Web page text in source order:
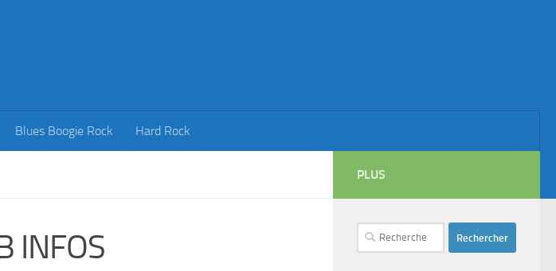
Blues Boogie Rock Hard Rock
INFOS
PLUS
Rechercher :